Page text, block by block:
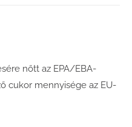
nőtt az EPA/EBA-
cukor mennyisége az EU-